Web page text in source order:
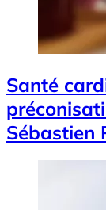
Santé
Sébastien